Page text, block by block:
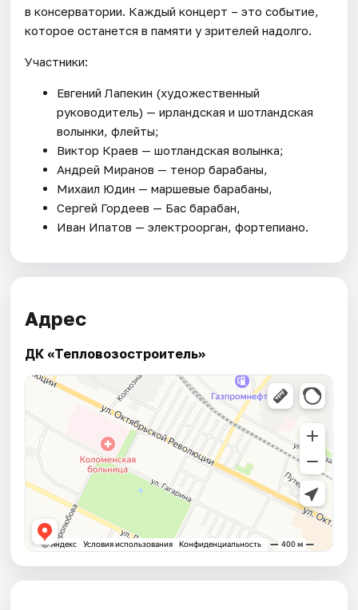
в консерватории. Каждый концерт – это событие,
которое останется в памяти у зрителей надолго.
Участники:
Евгений Лапекин (художественный
руководитель) — ирландская и шотландская
волынки, флейты;
Виктор Краев — шотландская волынка;
Андрей Миранов — тенор барабаны,
Михаил Юдин — маршевые барабаны,
Сергей Гордеев — Бас барабан,
Иван Ипатов — электроорган, фортепиано.
Адрес
ДК «Тепловозостроитель»